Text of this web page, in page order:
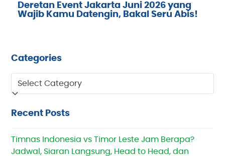
Deretan Event Jakarta Juni 2026 yang
Wajib Kamu Datengin, Bakal Seru Abis!
Categories
Categories
Recent Posts
Timnas Indonesia vs Timor Leste Jam Berapa?
Jadwal, Siaran Langsung, Head to Head, dan